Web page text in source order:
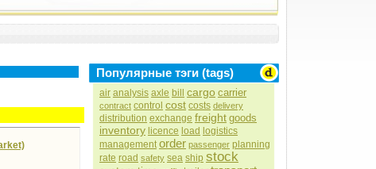
Популярные тэги (tags)
air analysis axle bill cargo carrier
contract control cost costs delivery
distribution exchange freight goods
inventory licence load logistics
management order passenger planning
rate road safety sea ship stock